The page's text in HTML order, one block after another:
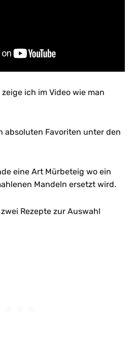
ich im Video wie man
absoluten Favoriten unter den
eine Art Mürbeteig wo ein
Mandeln ersetzt wird.
Rezepte zur Auswahl